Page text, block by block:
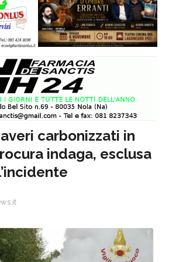
carbonizzati in
indaga, esclusa